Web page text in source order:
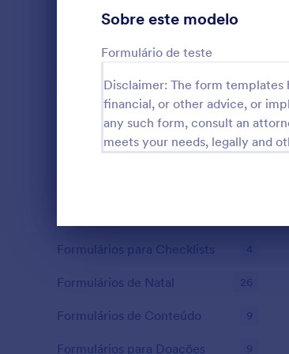
Sobre este modelo
Formulário de teste
Disclaimer: The form
financial, or other advice, or
any such form, consult an
meets your needs, legally and
Formulários para Cadastros
Votação
Formulários para Resumos 12
Formulários para Premiações 5
Formulários para Checklists
Formulários de Natal 26
Formulários de Conteúdo 9
Formulários para Doações 9